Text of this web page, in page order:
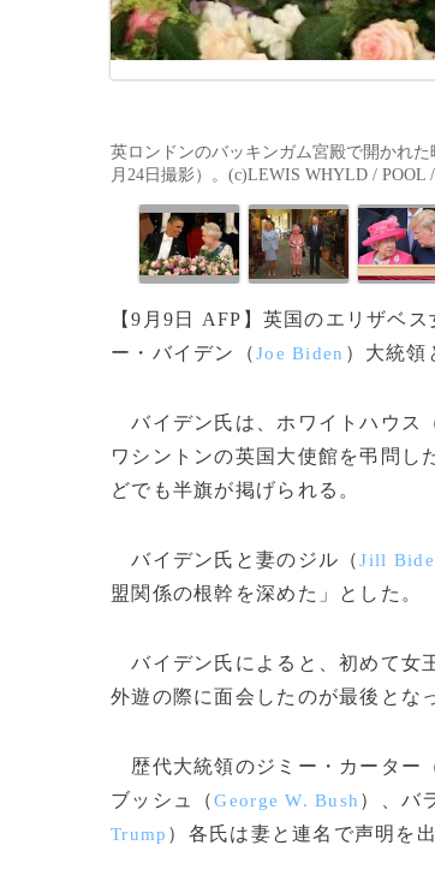
英ロンドンのバッキンガム宮殿で開かれ
月24日撮影）。(c)LEWIS WHYLD / POOL
【9月9日 AFP】英国のエリザベス
ー・バイデン（Joe Biden ）大統領
バイデン氏は、ホワイトハウス
ワシントンの英国大使館を弔問し
どでも半旗が掲げられる。
バイデン氏と妻のジル（Jill
盟関係の根幹を深めた」とした。
バイデン氏によると、初めて女
外遊の際に面会したのが最後とな
歴代大統領のジミー・カーター
ブッシュ（George W. Bush ）、バ
Trump ）各氏は妻と連名で声明を